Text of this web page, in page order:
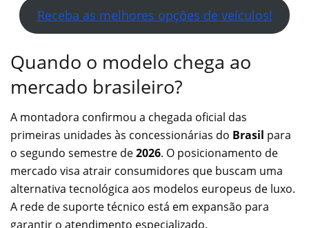
Receba as melhores opções de veículos!
Quando o modelo chega ao
mercado brasileiro?
A montadora confirmou a chegada oficial das
primeiras unidades às concessionárias do Brasil para
o segundo semestre de2026. O posicionamento de
mercado visa atrair consumidores que buscam uma
alternativa tecnológica aos modelos europeus de luxo.
A rede de suporte técnico está em expansão para
garantir o atendimento especializado.